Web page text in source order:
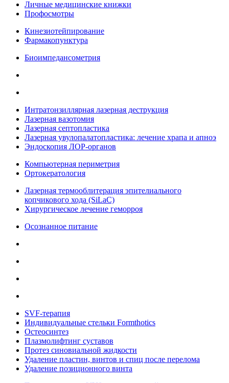
Личные медицинские книжки
Профосмотры
Кинезиотейпирование
Фармакопунктура
Биоимпедансометрия
Интратонзиллярная лазерная деструкция
Лазерная вазотомия
Лазерная септопластика
Лазерная увулопалатопластика: лечение храпа и апноэ
Эндоскопия ЛОР-органов
Компьютерная периметрия
Ортокератология
Лазерная термооблитерация эпителиального
копчикового хода (SiLaC)
Хирургическое лечение геморроя
Осознанное питание
SVF-терапия
Индивидуальные стельки Formthotics
Остеосинтез
Плазмолифтинг суставов
Протез синовиальной жидкости
Удаление пластин, винтов и спиц после перелома
Удаление позиционного винта